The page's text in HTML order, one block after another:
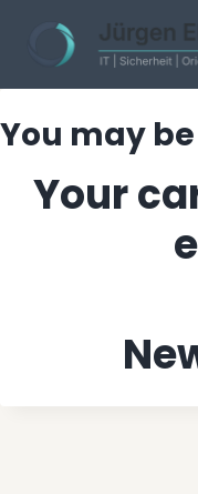
content
You may
Your